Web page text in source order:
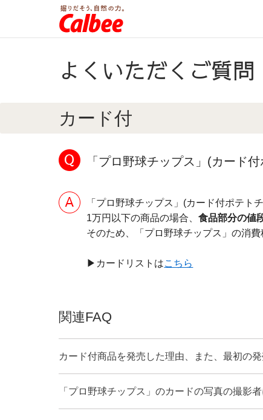
よくいただくご質問
カード付
「プロ野球チップス」(カード
「プロ野球チップス」(カード付ポテト
1万円以下の商品の場合、食品部分の値
そのため、「プロ野球チップス」の消費
▶カードリストはこちら
関連FAQ
カード付商品を発売した理由、また、最初の
「プロ野球チップス」のカードの写真の撮影